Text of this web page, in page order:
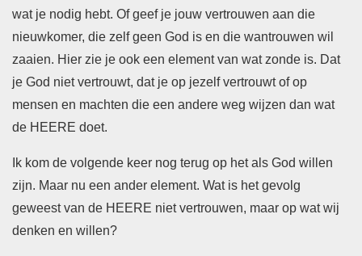
wat je nodig hebt. Of geef je jouw vertrouwen aan die
nieuwkomer, die zelf geen God is en die wantrouwen wil
zaaien. Hier zie je ook een element van wat zonde is. Dat
je God niet vertrouwt, dat je op jezelf vertrouwt of op
mensen en machten die een andere weg wijzen dan wat
de HEERE doet.
Ik kom de volgende keer nog terug op het als God willen
zijn. Maar nu een ander element. Wat is het gevolg
geweest van de HEERE niet vertrouwen, maar op wat wij
denken en willen?